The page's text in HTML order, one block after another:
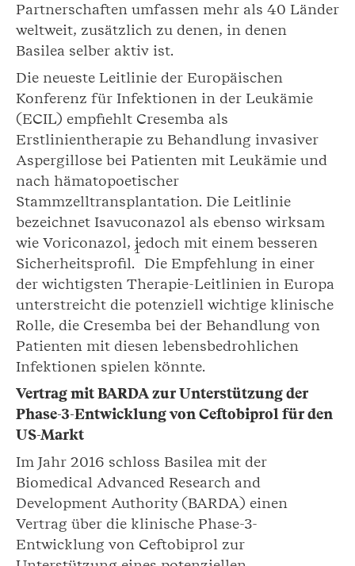
Partnerschaften umfassen mehr als 40 Länder
weltweit, zusätzlich zu denen, in denen
Basilea selber aktiv ist.
Die neueste Leitlinie der Europäischen
Konferenz für Infektionen in der Leukämie
(ECIL) empfiehlt Cresemba als
Erstlinientherapie zu Behandlung invasiver
Aspergillose bei Patienten mit Leukämie und
nach hämatopoetischer
Stammzelltransplantation. Die Leitlinie
bezeichnet Isavuconazol als ebenso wirksam
wie Voriconazol, jedoch mit einem besseren
Sicherheitsprofil.
1
Die Empfehlung in einer
der wichtigsten Therapie-Leitlinien in Europa
unterstreicht die potenziell wichtige klinische
Rolle, die Cresemba bei der Behandlung von
Patienten mit diesen lebensbedrohlichen
Infektionen spielen könnte.
Vertrag mit BARDA zur Unterstützung der
Phase-3-Entwicklung von Ceftobiprol für den
US-Markt
Im Jahr 2016 schloss Basilea mit der
Biomedical Advanced Research and
Development Authority (BARDA) einen
Vertrag über die klinische Phase-3-
Entwicklung von Ceftobiprol zur